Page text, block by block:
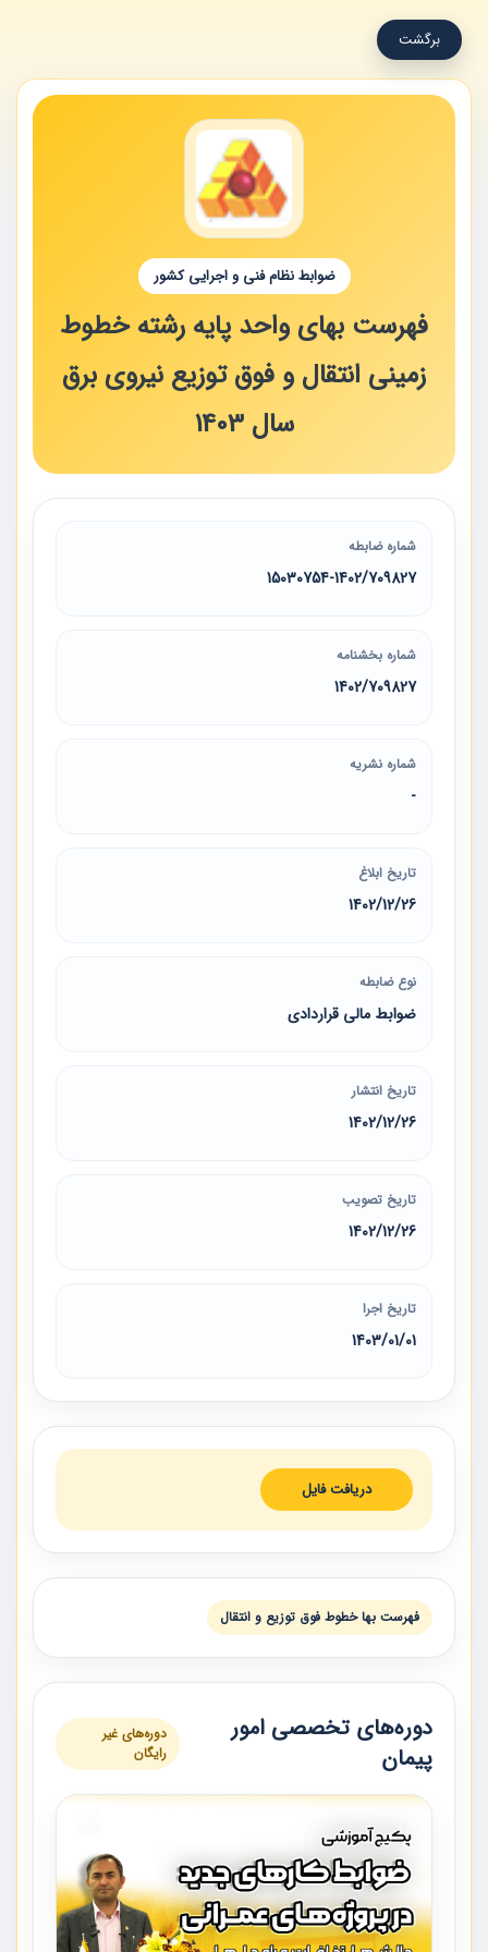
برگشت
ضوابط نظام فنی و اجرایی کشور
فهرست بهای واحد پایه رشته خطوط
زمینی انتقال و فوق توزیع نیروی برق
سال 1403
شماره ضابطه
15030754-1402/709827
شماره بخشنامه
1402/709827
شماره نشریه
-
تاریخ ابلاغ
1402/12/26
نوع ضابطه
ضوابط مالی قراردادی
تاریخ انتشار
1402/12/26
تاریخ تصویب
1402/12/26
تاریخ اجرا
1403/01/01
دریافت فایل
فهرست بها خطوط فوق توزيع و انتقال
دوره‌های تخصصی امور
پیمان
دوره‌های غیر
رایگان